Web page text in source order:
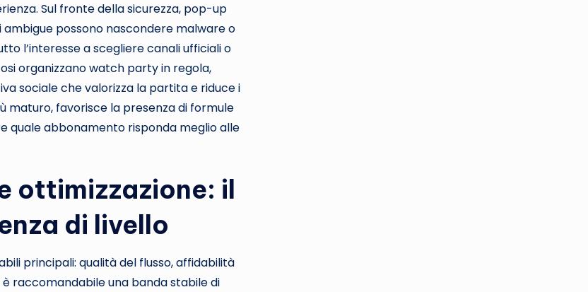
Sul fronte della sicurezza, pop-up
possono nascondere malware o
l’interesse a scegliere canali ufficiali o
organizzano watch party in regola,
sociale che valorizza la partita e riduce i
maturo, favorisce la presenza di formule
quale abbonamento risponda meglio alle
ottimizzazione: il
di livello
principali: qualità del flusso, affidabilità
raccomandabile una banda stabile di